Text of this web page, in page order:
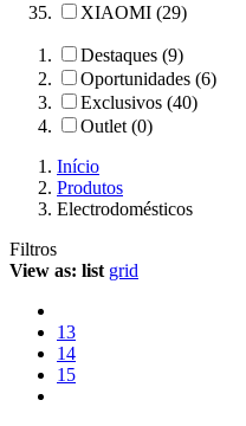
XIAOMI (29)
Destaques (9)
Oportunidades (6)
Exclusivos (40)
Outlet (0)
Início
Produtos
Electrodomésticos
Filtros
View as: list grid
13
14
15